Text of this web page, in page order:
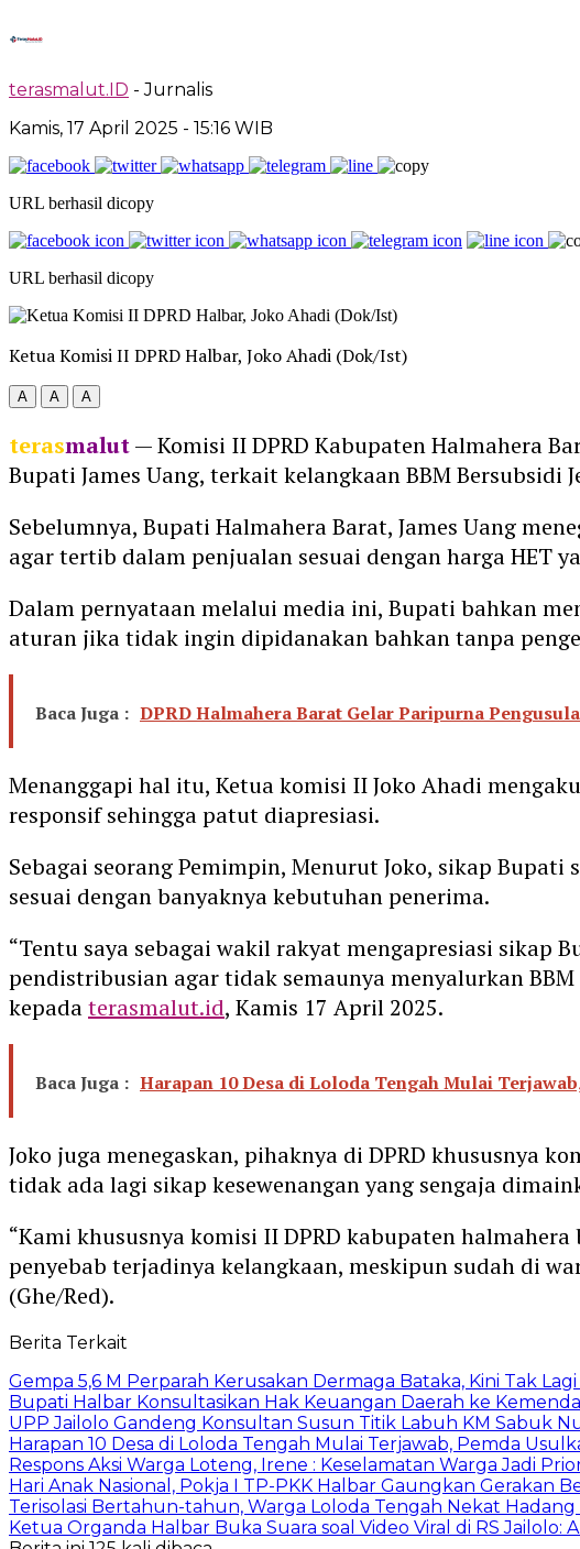
terasmalut.ID - Jurnalis
Kamis, 17 April 2025 - 15:16 WIB
URL berhasil dicopy
URL berhasil dicopy
Ketua Komisi II DPRD Halbar, Joko Ahadi (Dok/Ist)
A A A
terasmalut— Komisi II DPRD Kabupaten Halmahera
Bupati James Uang, terkait kelangkaan BBM Bersubsidi
Sebelumnya, Bupati Halmahera Barat, James Uang
agar tertib dalam penjualan sesuai dengan harga HET
Dalam pernyataan melalui media ini, Bupati bahkan
aturan jika tidak ingin dipidanakan bahkan tanpa
Baca Juga : DPRD Halmahera Barat Gelar Paripurna
Menanggapi hal itu, Ketua komisi II Joko Ahadi
responsif sehingga patut diapresiasi.
Sebagai seorang Pemimpin, Menurut Joko, sikap
sesuai dengan banyaknya kebutuhan penerima.
“Tentu saya sebagai wakil rakyat mengapresiasi sikap
pendistribusian agar tidak semaunya menyalurkan
kepadaterasmalut.id, Kamis 17 April 2025.
Baca Juga : Harapan 10 Desa di Loloda Tengah Mulai
Joko juga menegaskan, pihaknya di DPRD khususnya
tidak ada lagi sikap kesewenangan yang sengaja
“Kami khususnya komisi II DPRD kabupaten
penyebab terjadinya kelangkaan, meskipun sudah di
(Ghe/Red).
Berita Terkait
Gempa 5,6 M Perparah Kerusakan Dermaga Bataka, Kini Tak
Bupati Halbar Konsultasikan Hak Keuangan Daerah ke
UPP Jailolo Gandeng Konsultan Susun Titik Labuh KM Sabuk
Harapan 10 Desa di Loloda Tengah Mulai Terjawab, Pemda
Respons Aksi Warga Loteng, Irene : Keselamatan Warga Jadi
Hari Anak Nasional, Pokja I TP-PKK Halbar Gaungkan Gerakan
Terisolasi Bertahun-tahun, Warga Loloda Tengah Nekat
Ketua Organda Halbar Buka Suara soal Video Viral di RS Jailolo: